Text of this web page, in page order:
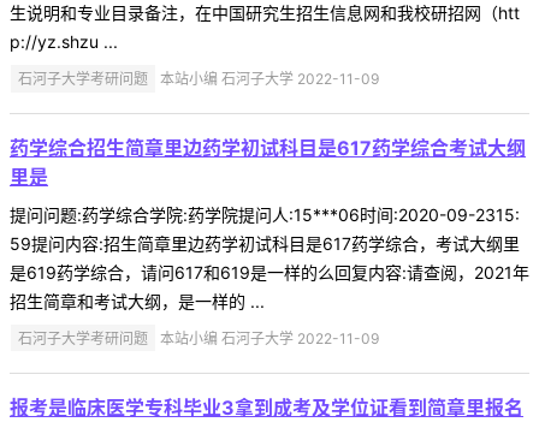
生说明和专业目录备注，在中国研究生招生信息网和我校研招网（htt
p://yz.shzu ...
石河子大学考研问题 本站小编 石河子大学 2022-11-09
药学综合招生简章里边药学初试科目是617药学综合考试大纲
里是
提问问题:药学综合学院:药学院提问人:15***06时间:2020-09-2315:
59提问内容:招生简章里边药学初试科目是617药学综合，考试大纲里
是619药学综合，请问617和619是一样的么回复内容:请查阅，2021年
招生简章和考试大纲，是一样的 ...
石河子大学考研问题 本站小编 石河子大学 2022-11-09
报考是临床医学专科毕业3拿到成考及学位证看到简章里报名